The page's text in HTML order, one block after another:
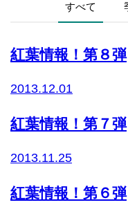
すべて
紅葉情報！第８弾
2013.12.01
紅葉情報！第７弾
2013.11.25
紅葉情報！第６弾